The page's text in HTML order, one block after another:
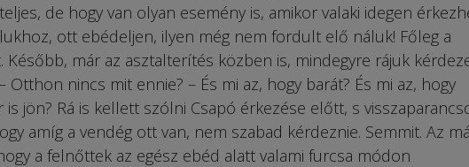
de hogy van olyan esemény is, amikor valaki idegen
ott ebédeljen, ilyen még nem fordult elő náluk! Főleg a
már az asztalterítés közben is, mindegyre rájuk
Otthon nincs mit ennie? – És mi az, hogy barát? És mi az, hogy
jön? Rá is kellett szólni Csapó érkezése előtt, s
amíg a vendég ott van, nem szabad kérdeznie. Semmit. Az
a felnőttek az egész ebéd alatt valami furcsa módon